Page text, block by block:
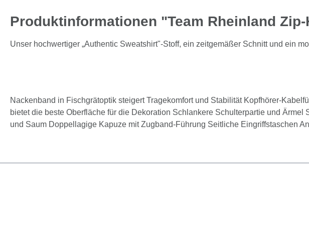
Produktinformationen "Team Rheinland
Unser hochwertiger „Authentic Sweatshirt"-Stoff, ein zeitgemäßer Schnitt und ein
Nackenband in Fischgrätoptik steigert Tragekomfort und Stabilität Kopfhörer-
bietet die beste Oberfläche für die Dekoration Schlankere Schulterpartie und
und Saum Doppellagige Kapuze mit Zugband-Führung Seitliche Eingriffstaschen